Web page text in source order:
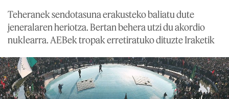
Teheranek sendotasuna erakusteko baliatu dute
jeneralaren heriotza. Bertan behera utzi du akordio
nuklearra. AEBek tropak erretiratuko dituzte Iraketik